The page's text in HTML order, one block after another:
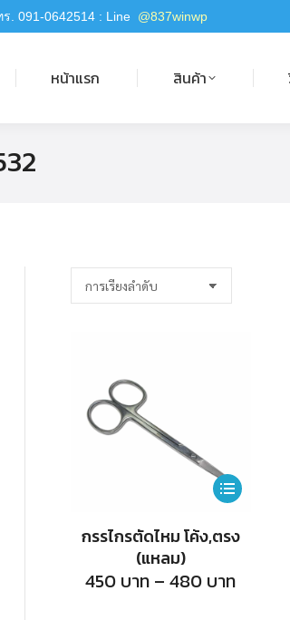
. 091-0642514 : Line @837winwp
หน้าแรก สินค้า
This
has
กรรไกรตัดไหม โค้ง,ตรง
(แหลม)
450 บาท – 480 บาทPrice
range:
าแรก สินค้า วิธีก